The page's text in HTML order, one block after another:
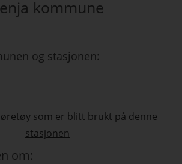
kommune
og stasjonen:
som er blitt brukt på denne
stasjonen
om: